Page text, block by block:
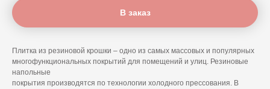
В заказ
Плитка из резиновой крошки – одно из самых массовых и популярных
многофункциональных покрытий для помещений и улиц. Резиновые
напольные
покрытия производятся по технологии холодного прессования. В